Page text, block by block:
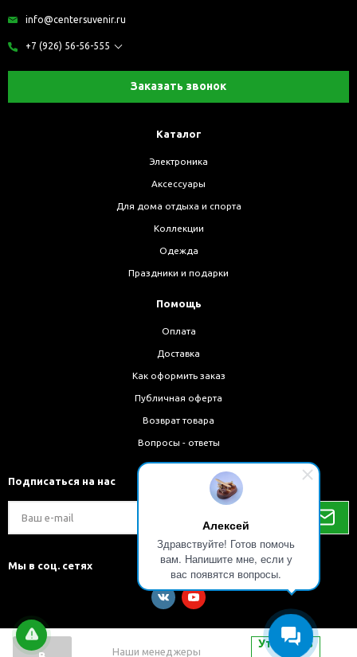
Алексей
Здравствуйте! Готов помочь
вам. Напишите мне, если у
вас появятся вопросы.
Уточнить
Наши менеджеры
info@centersuvenir.ru
+7 (926) 56-56-555
Заказать звонок
Каталог
Электроника
Аксессуары
Для дома отдыха и спорта
Коллекции
Одежда
Праздники и подарки
Помощь
Оплата
Доставка
Как оформить заказ
Публичная оферта
Возврат товара
Вопросы - ответы
Подписаться на нас
Мы в соц. сетях